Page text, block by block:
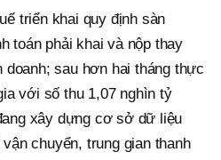
triển khai quy định sàn
toán phải khai và nộp thay
doanh; sau hơn hai tháng thực
với số thu 1,07 nghìn tỷ
xây dựng cơ sở dữ liệu
chuyển, trung gian thanh